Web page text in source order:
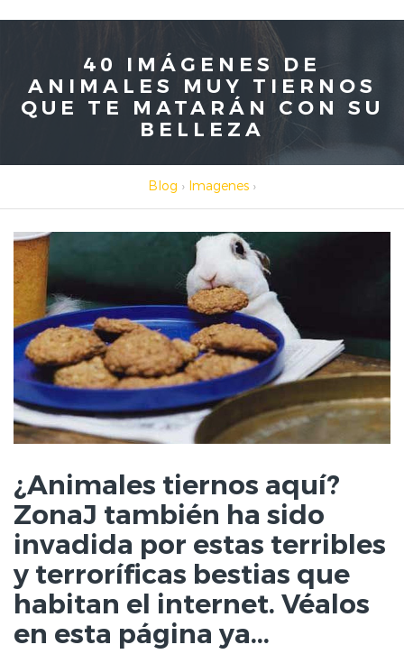
40 IMÁGENES DE
ANIMALES MUY TIERNOS
QUE TE MATARÁN CON SU
BELLEZA
Blog › Imagenes ›
¿Animales tiernos aquí?
ZonaJ también ha sido
invadida por estas terribles
y terroríficas bestias que
habitan el internet. Véalos
en esta página ya...